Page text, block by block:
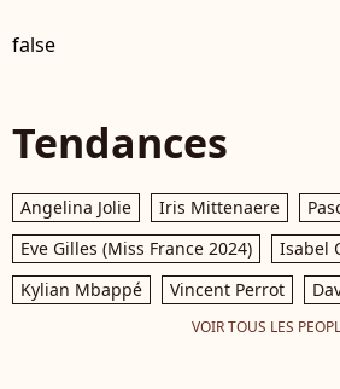
false
Tendances
Angelina Jolie Iris Mittenaere
Eve Gilles (Miss France 2024)
Isabel
Kylian Mbappé
Vincent Perrot
VOIR TOUS LES